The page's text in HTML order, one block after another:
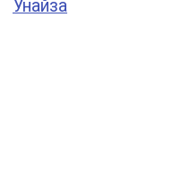
Унайза